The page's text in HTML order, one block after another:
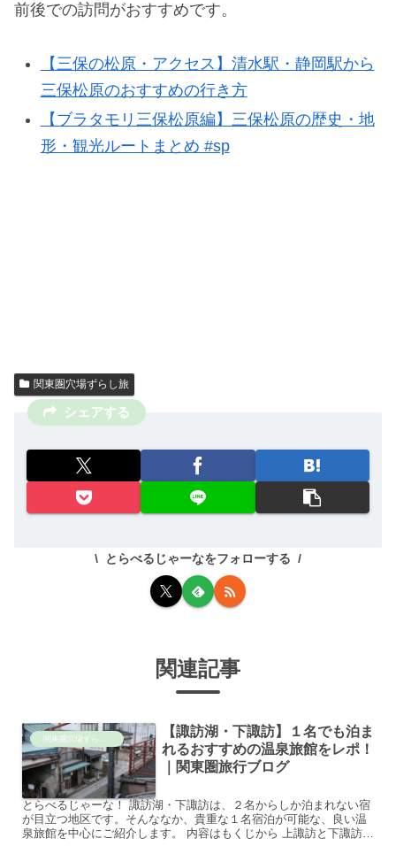
前後での訪問がおすすめです。
【三保の松原・アクセス】清水駅・静岡駅から
三保松原のおすすめの行き方
【ブラタモリ三保松原編】三保松原の歴史・地
形・観光ルートまとめ #sp
関東圏穴場ずらし旅
シェアする
とらべるじゃーなをフォローする
関連記事
【諏訪湖・下諏訪】１名でも泊ま
れるおすすめの温泉旅館をレポ！
｜関東圏旅行ブログ
とらべるじゃーな！ 諏訪湖・下諏訪は、２名からしか泊まれない宿
が目立つ地区です。そんななか、貴重な１名宿泊が可能な、良い温
泉旅館を中心にご紹介します。 内容はもくじから 上諏訪と下諏訪の